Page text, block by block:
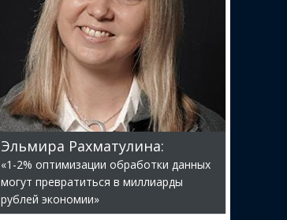
Эльмира Рахматулина:
«1-2% оптимизации обработки данных
могут превратиться в миллиарды
рублей экономии»